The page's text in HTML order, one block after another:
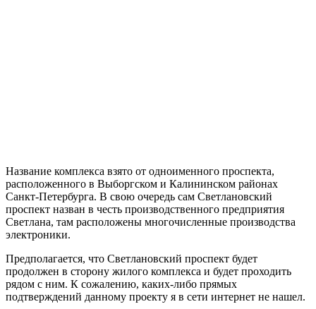
Название комплекса взято от одноименного проспекта,
расположенного в Выборгском и Калининском районах
Санкт-Петербурга. В свою очередь сам Светлановский
проспект назван в честь производственного предприятия
Светлана, там расположены многочисленные производства
электроники.
Предполагается, что Светлановский проспект будет
продолжен в сторону жилого комплекса и будет проходить
рядом с ним. К сожалению, каких-либо прямых
подтверждений данному проекту я в сети интернет не нашел.